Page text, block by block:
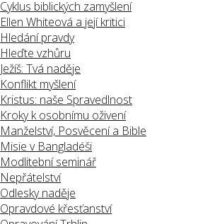
Cyklus biblických zamyšlení
Ellen Whiteová a její kritici
Hledání pravdy
Hleďte vzhůru
Ježíš: Tvá naděje
Konflikt myšlení
Kristus: naše Spravedlnost
Kroky k osobnímu oživení
Manželství, Posvěcení a Bible
Misie v Bangladéši
Modlitební seminář
Nepřátelství
Odlesky naděje
Opravdové křesťanství